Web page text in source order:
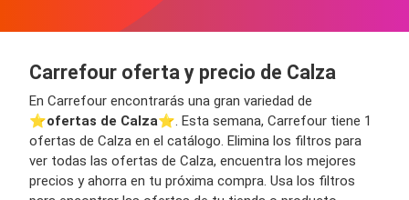
Carrefour oferta y precio de Calza
En Carrefour encontrarás una gran variedad de
⭐️ofertas de Calza⭐️. Esta semana, Carrefour tiene 1
ofertas de Calza en el catálogo. Elimina los filtros para
ver todas las ofertas de Calza, encuentra los mejores
precios y ahorra en tu próxima compra. Usa los filtros